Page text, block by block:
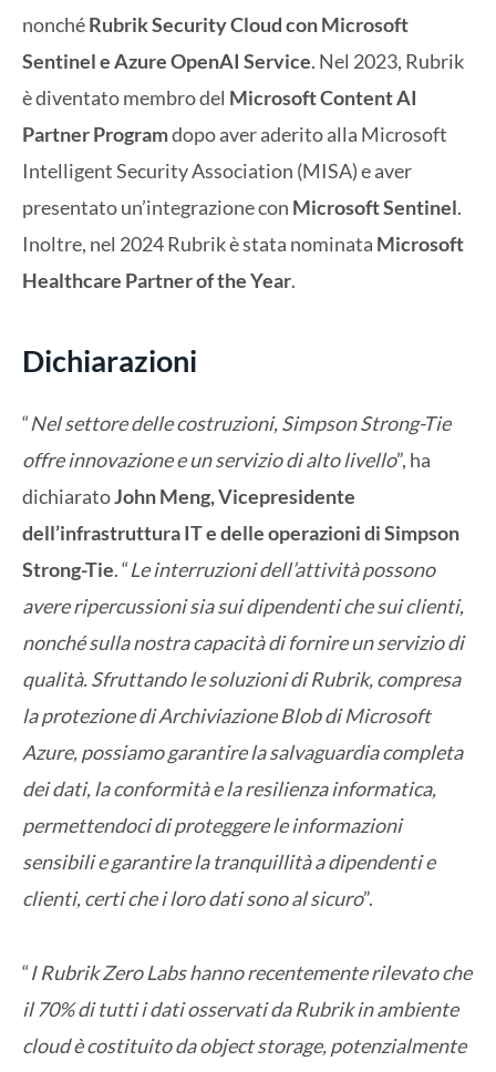
nonchéRubrik Security Cloud con Microsoft
Sentinel e Azure OpenAI Service. Nel 2023, Rubrik
è diventato membro del Microsoft Content AI
Partner Programdopo aver aderito alla Microsoft
Intelligent Security Association (MISA) e aver
presentato un’integrazione con Microsoft Sentinel.
Inoltre, nel 2024 Rubrik è stata nominata Microsoft
Healthcare Partner of the Year.
Dichiarazioni
“Nel settore delle costruzioni, Simpson Strong-Tie
offre innovazione e un servizio di alto livello”, ha
dichiaratoJohn Meng, Vicepresidente
dell’infrastruttura IT e delle operazioni di Simpson
Strong-Tie. “Le interruzioni dell’attività possono
avere ripercussioni sia sui dipendenti che sui clienti,
nonché sulla nostra capacità di fornire un servizio di
qualità. Sfruttando le soluzioni di Rubrik, compresa
la protezione di Archiviazione Blob di Microsoft
Azure, possiamo garantire la salvaguardia completa
dei dati, la conformità e la resilienza informatica,
permettendoci di proteggere le informazioni
sensibili e garantire la tranquillità a dipendenti e
clienti, certi che i loro dati sono al sicuro”.
“IRubrik Zero Labshanno recentemente rilevato che
il 70% di tutti i dati osservati da Rubrik in ambiente
cloud è costituito da object storage, potenzialmente